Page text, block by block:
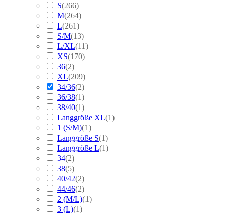
S(266)
M(264)
L(261)
S/M(13)
L/XL(11)
XS(170)
36(2)
XL(209)
34/36(2)
36/38(1)
38/40(1)
Langgröße XL(1)
1 (S/M)(1)
Langgröße S(1)
Langgröße L(1)
34(2)
38(5)
40/42(2)
44/46(2)
2 (M/L)(1)
3 (L)(1)